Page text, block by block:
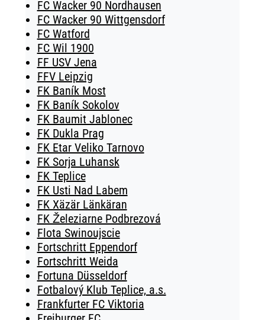
FC Wacker 90 Nordhausen
FC Wacker 90 Wittgensdorf
FC Watford
FC Wil 1900
FF USV Jena
FFV Leipzig
FK Baník Most
FK Baník Sokolov
FK Baumit Jablonec
FK Dukla Prag
FK Etar Veliko Tarnovo
FK Sorja Luhansk
FK Teplice
FK Usti Nad Labem
FK Xäzär Länkäran
FK Železiarne Podbrezová
Flota Swinoujscie
Fortschritt Eppendorf
Fortschritt Weida
Fortuna Düsseldorf
Fotbalový Klub Teplice, a.s.
Frankfurter FC Viktoria